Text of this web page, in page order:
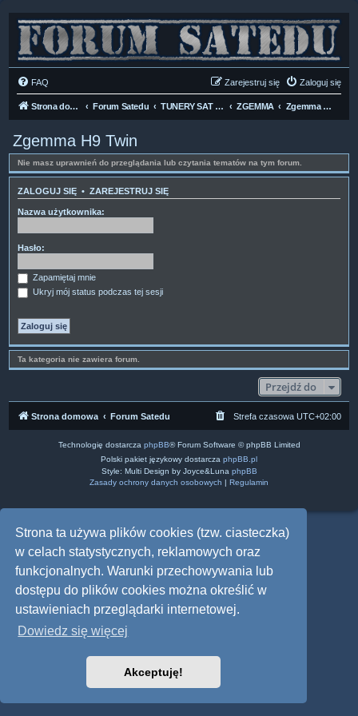
Strona ta używa plików cookies (tzw. ciasteczka)
w celach statystycznych, reklamowych oraz
funkcjonalnych. Warunki przechowywania lub
dostępu do plików cookies można określić w
ustawieniach przeglądarki internetowej.
Dowiedz się więcej
Akceptuję!
FAQ Zaloguj się
Zarejestruj się
Strona domowa Forum Satedu TUNERY SAT HD-LINUX ZGEMMA Zgemma H9 Twin
Zgemma H9 Twin
Nie masz uprawnień do przeglądania lub czytania tematów na tym forum.
ZALOGUJ SIĘ • ZAREJESTRUJ SIĘ
Nazwa użytkownika:
Hasło:
Zapamiętaj mnie
Ukryj mój status podczas tej sesji
Ta kategoria nie zawiera forum.
Przejdź do
Strona domowa Forum Satedu Strefa czasowa UTC+02:00
Technologię dostarcza phpBB® Forum Software © phpBB Limited
Polski pakiet językowy dostarcza phpBB.pl
Style: Multi Design by Joyce&Luna phpBB
Zasady ochrony danych osobowych | Regulamin